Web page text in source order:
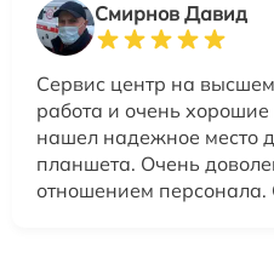
Смирнов Давид
Сервис центр на
работа и очень
нашел надежное место
планшета. Очень
отношением персонала.